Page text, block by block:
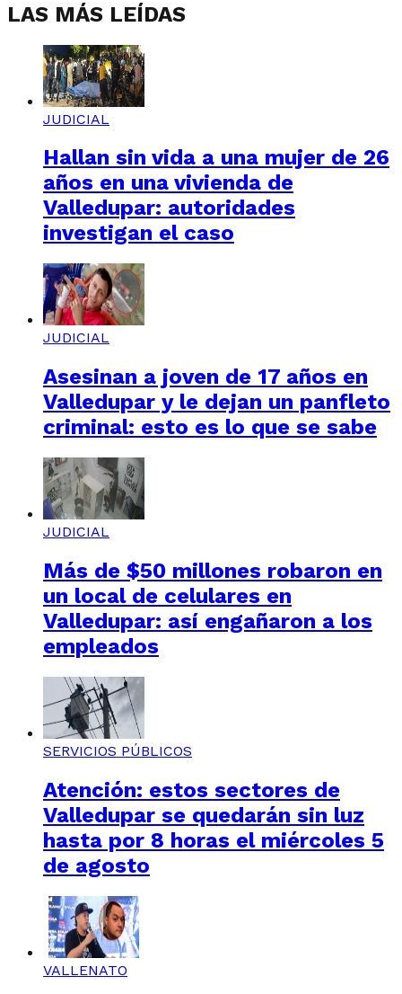
LAS MÁS LEÍDAS
JUDICIAL
Hallan sin vida a una mujer de 26
años en una vivienda de
Valledupar: autoridades
investigan el caso
JUDICIAL
Asesinan a joven de 17 años en
Valledupar y le dejan un panfleto
criminal: esto es lo que se sabe
JUDICIAL
Más de $50 millones robaron en
un local de celulares en
Valledupar: así engañaron a los
empleados
SERVICIOS PÚBLICOS
Atención: estos sectores de
Valledupar se quedarán sin luz
hasta por 8 horas el miércoles 5
de agosto
VALLENATO